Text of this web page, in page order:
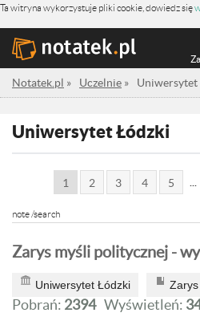
Ta witryna wykorzystuje pliki cookie, dowiedz się
Notatek.pl » Uczelnie » Uniwersytet
Uniwersytet Łódzki
1 2 3 4 5
note /search
Zarys myśli politycznej -
Uniwersytet Łódzki
Pobrań: 2394 Wyświetleń: